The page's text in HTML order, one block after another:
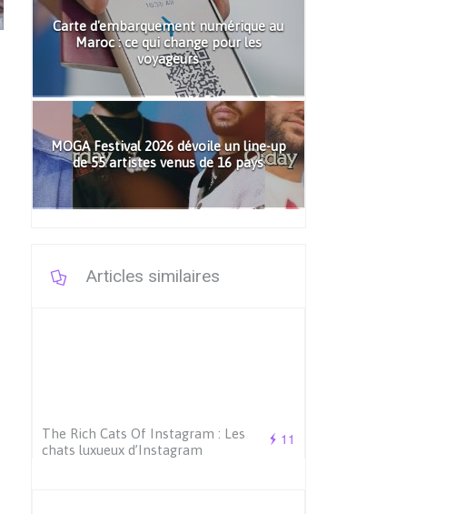
Carte d'embarquement numérique au
Maroc : ce qui change pour les
voyageurs
MOGA Festival 2026 dévoile un line-up
de 55 artistes venus de 16 pays
Articles similaires
11
The Rich Cats Of Instagram : Les
chats luxueux d’Instagram